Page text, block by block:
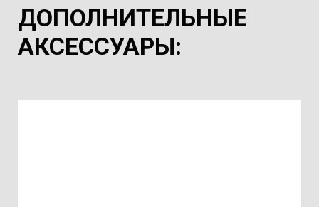
ДОПОЛНИТЕЛЬНЫЕ
АКСЕССУАРЫ: